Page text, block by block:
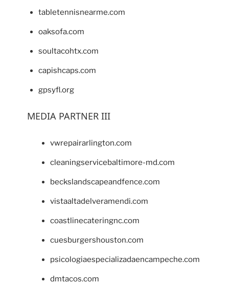
tabletennisnearme.com
oaksofa.com
soultacohtx.com
capishcaps.com
gpsyfl.org
MEDIA PARTNER III
vwrepairarlington.com
cleaningservicebaltimore-md.com
beckslandscapeandfence.com
vistaaltadelveramendi.com
coastlinecateringnc.com
cuesburgershouston.com
psicologiaespecializadaencampeche.com
dmtacos.com